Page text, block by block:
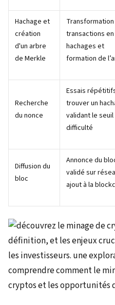
Hachage et
création
d'un arbre
de Merkle
transactions en
hachages et
formation de
Recherche
du nonce
Essais
trouver un
validant le seuil
difficulté
Diffusion du
bloc
Annonce du
validé sur
ajout à la